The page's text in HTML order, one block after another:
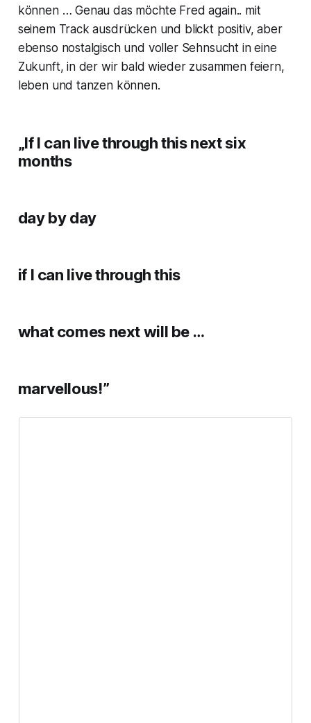
können … Genau das möchte Fred again.. mit
seinem Track ausdrücken und blickt positiv, aber
ebenso nostalgisch und voller Sehnsucht in eine
Zukunft, in der wir bald wieder zusammen feiern,
leben und tanzen können.
„If I can live through this next six
months
day by day
if I can live through this
what comes next will be …
marvellous!”